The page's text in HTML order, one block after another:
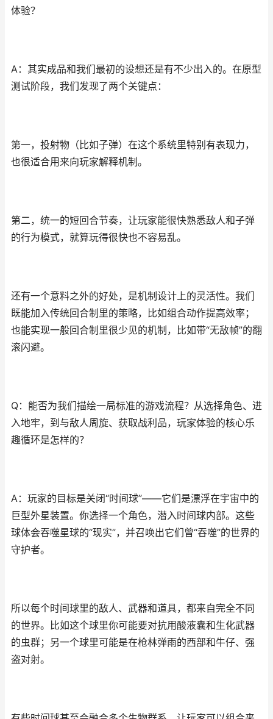
体验？
A：其实成品和我们最初的设想还是有不少出入的。在原型
测试阶段，我们发现了两个关键点：
第一，投射物（比如子弹）在这个系统里特别有表现力，
也很适合用来向玩家解释机制。
第二，统一的短回合节奏，让玩家能很快熟悉敌人和子弹
的行为模式，就算玩得很快也不容易乱。
还有一个意料之外的好处，是机制设计上的灵活性。我们
既能加入传统回合制里的策略，比如组合动作提高效率；
也能实现一般回合制里很少见的机制，比如带“无敌帧”的翻
滚闪避。
Q：能否为我们描绘一局标准的游戏流程？从选择角色、进
入地牢，到与敌人周旋、获取战利品，玩家体验的核心乐
趣循环是怎样的？
A：玩家的目标是关闭“时间球”——它们是漂浮在宇宙中的
巨型外星装置。你选择一个角色，潜入时间球内部。这些
球体会吞噬星球的“现实”，并召唤出它们曾“吞噬”的世界的
守护者。
所以每个时间球里的敌人、武器和道具，都来自完全不同
的世界。比如这个球里你可能要对抗用酸液囊和生化武器
的虫群；另一个球里可能是在枪林弹雨的西部和牛仔、强
盗对射。